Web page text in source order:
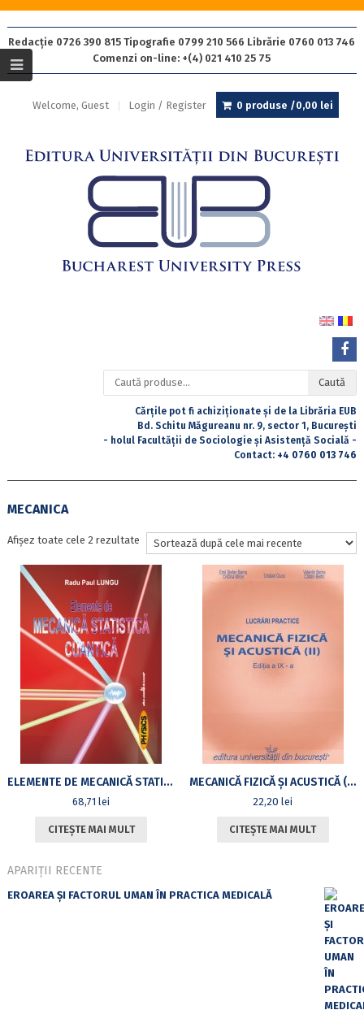
Redacție 0726 390 815 Tipografie 0799 210 566 Librărie 0760 013 746
Comenzi on-line: +(4) 021 410 25 75
Welcome, Guest Login / Register 0 produse /0,00 lei
Caută
după:
Caută
Cărțile pot fi achiziționate și de la Librăria EUB
Bd. Schitu Măgureanu nr. 9, sector 1, București
- holul Facultății de Sociologie și Asistență Socială -
Contact: +4 0760 013 746
MECANICA
Afișez toate cele 2 rezultateSortat
după
cele
mai
recente
ELEMENTE DE MECANICĂ STATISTICĂ CUANTICĂ
68,71lei
CITEȘTE MAI MULT
MECANICĂ FIZICĂ ȘI ACUSTICĂ (II)
22,20lei
CITEȘTE MAI MULT
APARIȚII RECENTE
EROAREA ȘI FACTORUL UMAN ÎN PRACTICA MEDICALĂ